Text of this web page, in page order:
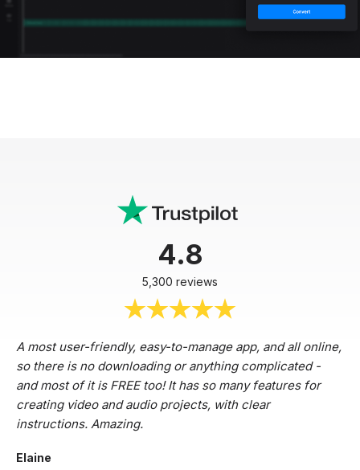
4.8
5,300 reviews
A most user-friendly, easy-to-manage app, and all online,
so there is no downloading or anything complicated -
and most of it is FREE too! It has so many features for
creating video and audio projects, with clear
instructions. Amazing.
Elaine